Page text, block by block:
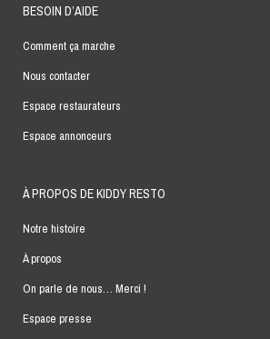
BESOIN D’AIDE
Comment ça marche
Nous contacter
Espace restaurateurs
Espace annonceurs
À PROPOS DE KIDDY RESTO
Notre histoire
À propos
On parle de nous… Merci !
Espace presse